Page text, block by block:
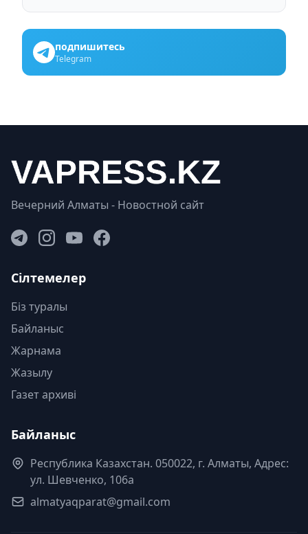
подпишитесь
Telegram
Вечерний Алматы - Новостной сайт
Сілтемелер
Біз туралы
Байланыс
Жарнама
Жазылу
Газет архиві
Байланыс
Республика Казахстан. 050022, г. Алматы, Адрес:
ул. Шевченко, 106а
almatyaqparat@gmail.com